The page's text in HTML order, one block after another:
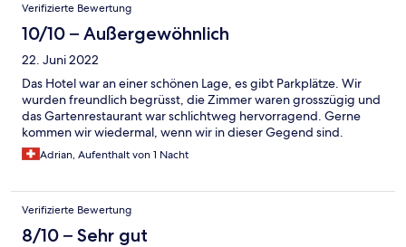
Verifizierte Bewertung
10/10 – Außergewöhnlich
22. Juni 2022
Das Hotel war an einer schönen Lage, es gibt Parkplätze. Wir
wurden freundlich begrüsst, die Zimmer waren grosszügig und
das Gartenrestaurant war schlichtweg hervorragend. Gerne
kommen wir wiedermal, wenn wir in dieser Gegend sind.
Adrian, Aufenthalt von 1 Nacht
Verifizierte Bewertung
8/10 – Sehr gut